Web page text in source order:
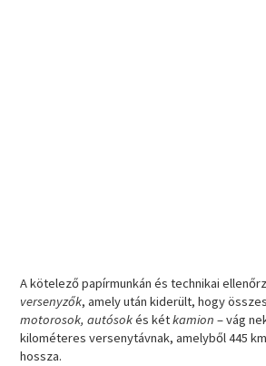
A kötelező papírmunkán és technikai
versenyzők, amely után kiderült, hogy
motorosok, autósokés kétkamion– vág
kilométeres versenytávnak, amelyből 445
hossza.